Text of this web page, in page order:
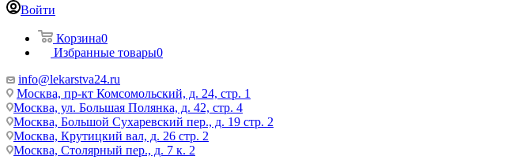
Войти
Корзина0
Избранные товары0
info@lekarstva24.ru
Москва, пр-кт Комсомольский, д. 24, стр. 1
Москва, ул. Большая Полянка, д. 42, стр. 4
Москва, Большой Сухаревский пер., д. 19 стр. 2
Москва, Крутицкий вал, д. 26 стр. 2
Москва, Столярный пер., д. 7 к. 2